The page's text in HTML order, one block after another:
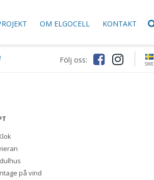
OM ELGOCELL KONTAKT
Följ oss: SWE
på vind